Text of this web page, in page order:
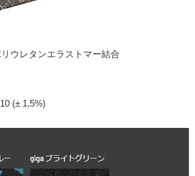
ウレタンエラストマー結合
(± 1,5%)